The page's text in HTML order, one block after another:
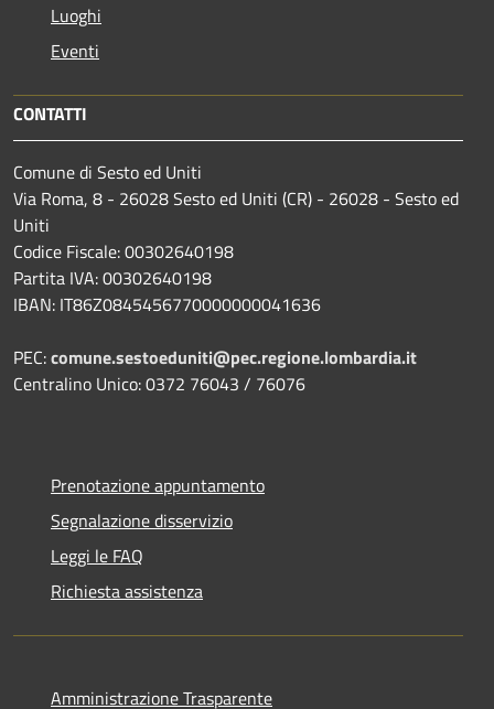
Luoghi
Eventi
CONTATTI
Comune di Sesto ed Uniti
Via Roma, 8 - 26028 Sesto ed Uniti (CR) - 26028 - Sesto ed
Uniti
Codice Fiscale: 00302640198
Partita IVA: 00302640198
IBAN: IT86Z0845456770000000041636
PEC:comune.sestoeduniti@pec.regione.lombardia.it
Centralino Unico: 0372 76043 / 76076
Prenotazione appuntamento
Segnalazione disservizio
Leggi le FAQ
Richiesta assistenza
Amministrazione Trasparente